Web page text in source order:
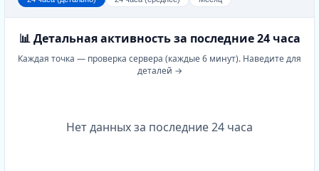
📊 Детальная активность за последние 24 часа
Каждая точка — проверка сервера (каждые 6 минут). Наведите для
деталей →
Нет данных за последние 24 часа